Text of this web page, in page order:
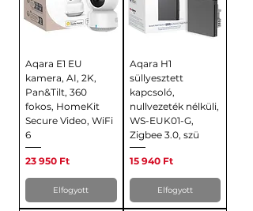
Aqara E1 EU
kamera, AI, 2K,
Pan&Tilt, 360
fokos, HomeKit
Secure Video, WiFi
6
Ár
23 950 Ft
Elfogyott
Aqara H1
süllyesztett
kapcsoló,
nullvezeték nélküli,
WS-EUK01-G,
Zigbee 3.0, szü
Ár
15 940 Ft
Elfogyott